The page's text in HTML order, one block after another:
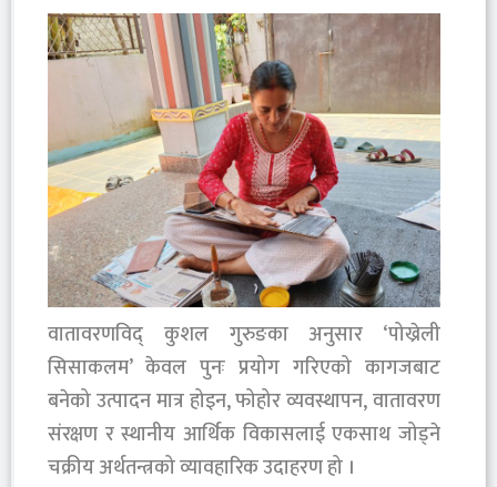
वातावरणविद् कुशल गुरुङका अनुसार ‘पोख्रेली
सिसाकलम’ केवल पुनः प्रयोग गरिएको कागजबाट
बनेको उत्पादन मात्र होइन, फोहोर व्यवस्थापन, वातावरण
संरक्षण र स्थानीय आर्थिक विकासलाई एकसाथ जोड्ने
चक्रीय अर्थतन्त्रको व्यावहारिक उदाहरण हो ।